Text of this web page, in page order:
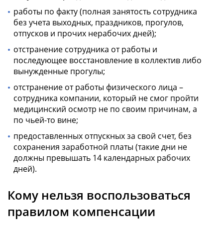
работы по факту (полная занятость сотрудника
без учета выходных, праздников, прогулов,
отпусков и прочих нерабочих дней);
отстранение сотрудника от работы и
последующее восстановление в коллектив либо
вынужденные прогулы;
отстранение от работы физического лица –
сотрудника компании, который не смог пройти
медицинский осмотр не по своим причинам, а
по чьей-то вине;
предоставленных отпускных за свой счет, без
сохранения заработной платы (такие дни не
должны превышать 14 календарных рабочих
дней).
Кому нельзя воспользоваться
правилом компенсации